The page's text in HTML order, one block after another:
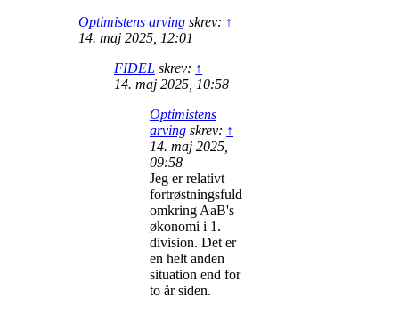
Optimistens arving skrev: ↑
14. maj 2025, 12:01
FIDEL skrev: ↑
14. maj 2025, 10:58
Optimistens
arving skrev: ↑
14. maj 2025,
09:58
Jeg er relativt
fortrøstningsfuld
omkring AaB's
økonomi i 1.
division. Det er
en helt anden
situation end for
to år siden.